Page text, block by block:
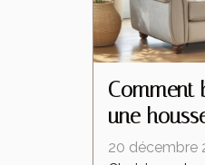
Comment
une
canapé
20 décembre